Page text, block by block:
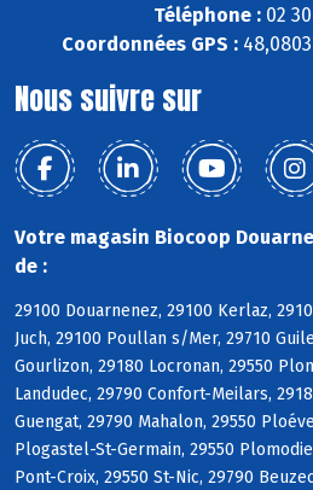
Téléphone :02 30
Coordonnées GPS :
Nous suivre sur
Votre magasin Biocoop
de :
29100 Douarnenez, 29100 Kerlaz,
Juch, 29100 Poullan s/Mer, 29710
Gourlizon, 29180 Locronan, 29550
Landudec, 29790 Confort-Meilars,
Guengat, 29790 Mahalon, 29550
Plogastel-St-Germain, 29550
Pont-Croix, 29550 St-Nic, 29790